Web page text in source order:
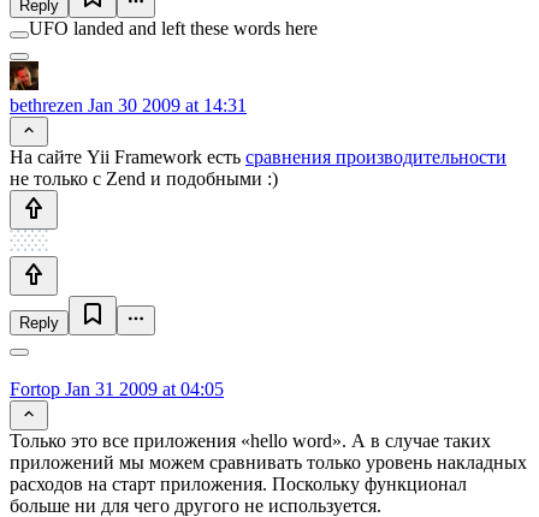
Reply
UFO landed and left these words here
bethrezen Jan 30 2009 at 14:31
На сайте Yii Framework есть сравнения производительности
не только с Zend и подобными :)
Reply
Fortop Jan 31 2009 at 04:05
Только это все приложения «hello word». А в случае таких
приложений мы можем сравнивать только уровень накладных
расходов на старт приложения. Поскольку функционал
больше ни для чего другого не используется.